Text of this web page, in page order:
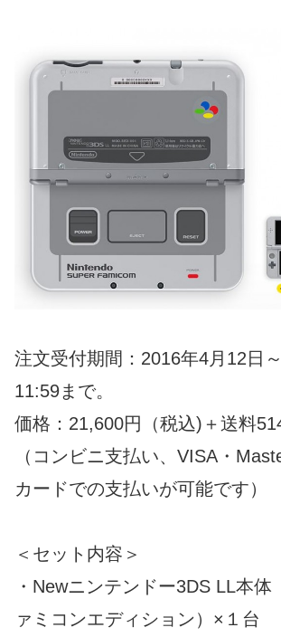
注文受付期間：2016年4月12日
11:59まで。
価格：21,600円（税込)＋送料
（コンビニ支払い、VISA・
カードでの支払いが可能です）
＜セット内容＞
・Newニンテンドー3DS LL本体
ァミコンエディション）×１台